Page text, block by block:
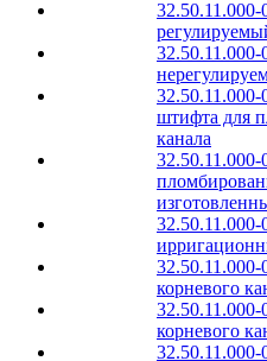
32.50.11.000-
32.50.11.000-
32.50.11.000-
штифта для
канала
32.50.11.000-
32.50.11.000-
32.50.11.000-
корневого
32.50.11.000-
корневого
32.50.11.000-